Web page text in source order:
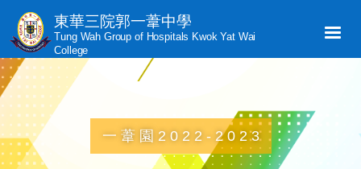
東華三院郭一葦中學
Tung Wah Group of Hospitals Kwok Yat Wai
College
一葦園2022-2023